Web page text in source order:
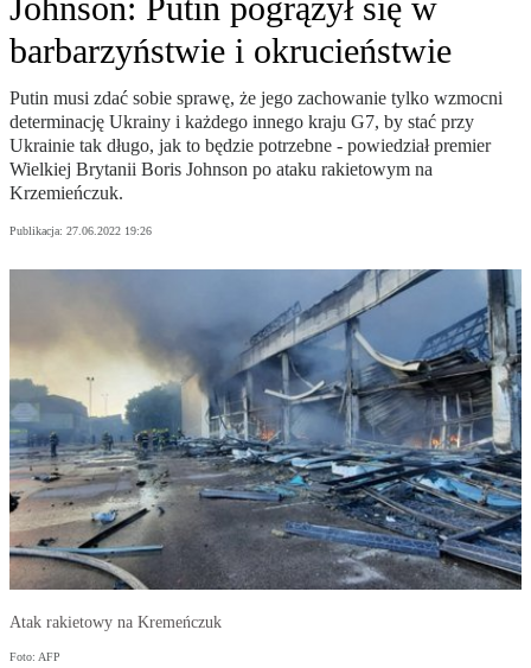
barbarzyństwie i okrucieństwie
Putin musi zdać sobie sprawę, że jego zachowanie tylko wzmocni
determinację Ukrainy i każdego innego kraju G7, by stać przy
Ukrainie tak długo, jak to będzie potrzebne - powiedział premier
Wielkiej Brytanii Boris Johnson po ataku rakietowym na
Krzemieńczuk.
Publikacja: 27.06.2022 19:26
Atak rakietowy na Kremeńczuk
Foto: AFP